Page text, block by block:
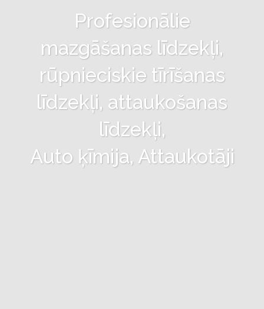
Profesionālie
mazgāšanas līdzekļi,
rūpnieciskie tīrīšanas
līdzekļi, attaukošanas
līdzekļi,
Auto ķīmija, Attaukotāji